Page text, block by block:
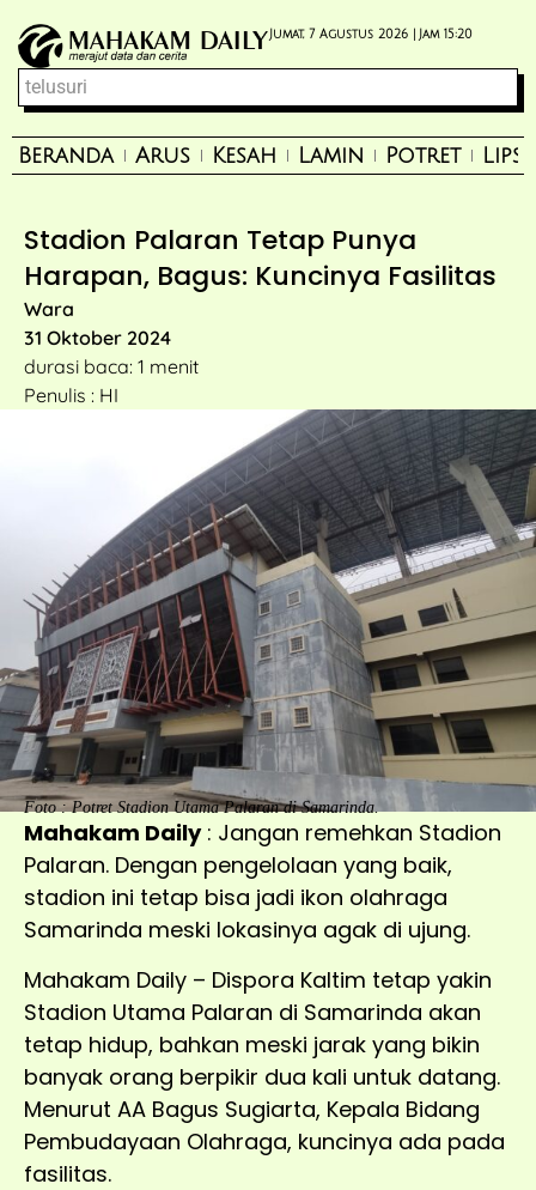
Jumat, 7 Agustus 2026 | Jam 15:20
Beranda Arus Kesah Lamin Potret
Stadion Palaran Tetap Punya
Harapan, Bagus: Kuncinya Fasilitas
Wara
31 Oktober 2024
durasi baca: 1 menit
Penulis : HI
Foto : Potret Stadion Utama Palaran di Samarinda.
Mahakam Daily: Jangan remehkan Stadion
Palaran. Dengan pengelolaan yang baik,
stadion ini tetap bisa jadi ikon olahraga
Samarinda meski lokasinya agak di ujung.
Mahakam Daily – Dispora Kaltim tetap yakin
Stadion Utama Palaran di Samarinda akan
tetap hidup, bahkan meski jarak yang bikin
banyak orang berpikir dua kali untuk datang.
Menurut AA Bagus Sugiarta, Kepala Bidang
Pembudayaan Olahraga, kuncinya ada pada
fasilitas.